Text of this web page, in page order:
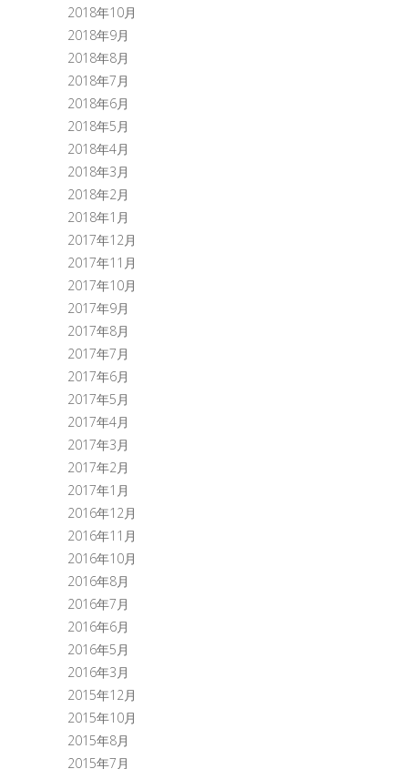
2018年10月
2018年9月
2018年8月
2018年7月
2018年6月
2018年5月
2018年4月
2018年3月
2018年2月
2018年1月
2017年12月
2017年11月
2017年10月
2017年9月
2017年8月
2017年7月
2017年6月
2017年5月
2017年4月
2017年3月
2017年2月
2017年1月
2016年12月
2016年11月
2016年10月
2016年8月
2016年7月
2016年6月
2016年5月
2016年3月
2015年12月
2015年10月
2015年8月
2015年7月